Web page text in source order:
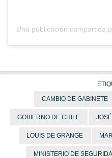
CAMBIO DE GABINETE
GOBIERNO DE CHILE
LOUIS DE GRANGE
MINISTERIO DE